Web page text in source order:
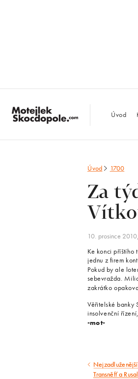
Úvod
Úvod 1700
Za
10. prosince
Ke konci příštího
jednu z firem
Pokud by ale
sebevražda.
zakrátko
Věřitelské banky
insolvenční
-mot-
Transněfť a Rusal